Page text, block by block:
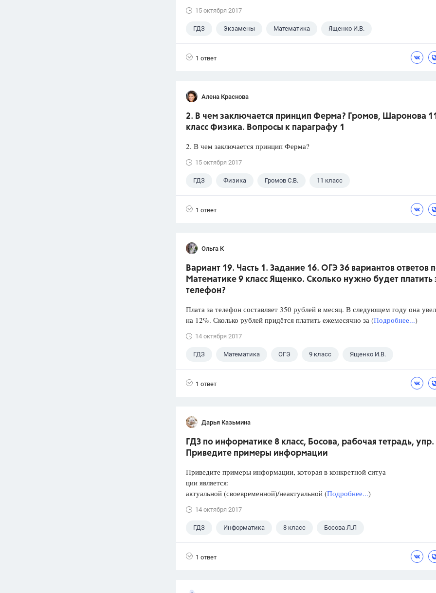
15 октября 2017
ГДЗ Экзамены Математика Ященко И.В.
1 ответ
Алена Краснова
2. В чем заключается принцип Ферма? Громов, Шаронова
класс Физика. Вопросы к параграфу 1
2. В чем заключается принцип Ферма?
15 октября 2017
ГДЗ Физика Громов С.В. 11 класс
1 ответ
Ольга К
Вариант 19. Часть 1. Задание 16. ОГЭ 36 вариантов ответов
Математике 9 класс Ященко. Сколько нужно будет платить
телефон?
Плата за телефон составляет 350 рублей в месяц. В следующем году она
на 12%. Сколько рублей придётся платить ежемесячно за (Подробнее...)
14 октября 2017
ГДЗ Математика ОГЭ 9 класс Ященко И.В.
1 ответ
Дарья Казьмина
ГДЗ по информатике 8 класс, Босова, рабочая тетрадь, упр.
Приведите примеры информации
Приведите примеры информации, которая в конкретной ситуа-
ции является:
актуальной (своевременной)/неактуальной (Подробнее...)
14 октября 2017
ГДЗ Информатика 8 класс Босова Л.Л
1 ответ